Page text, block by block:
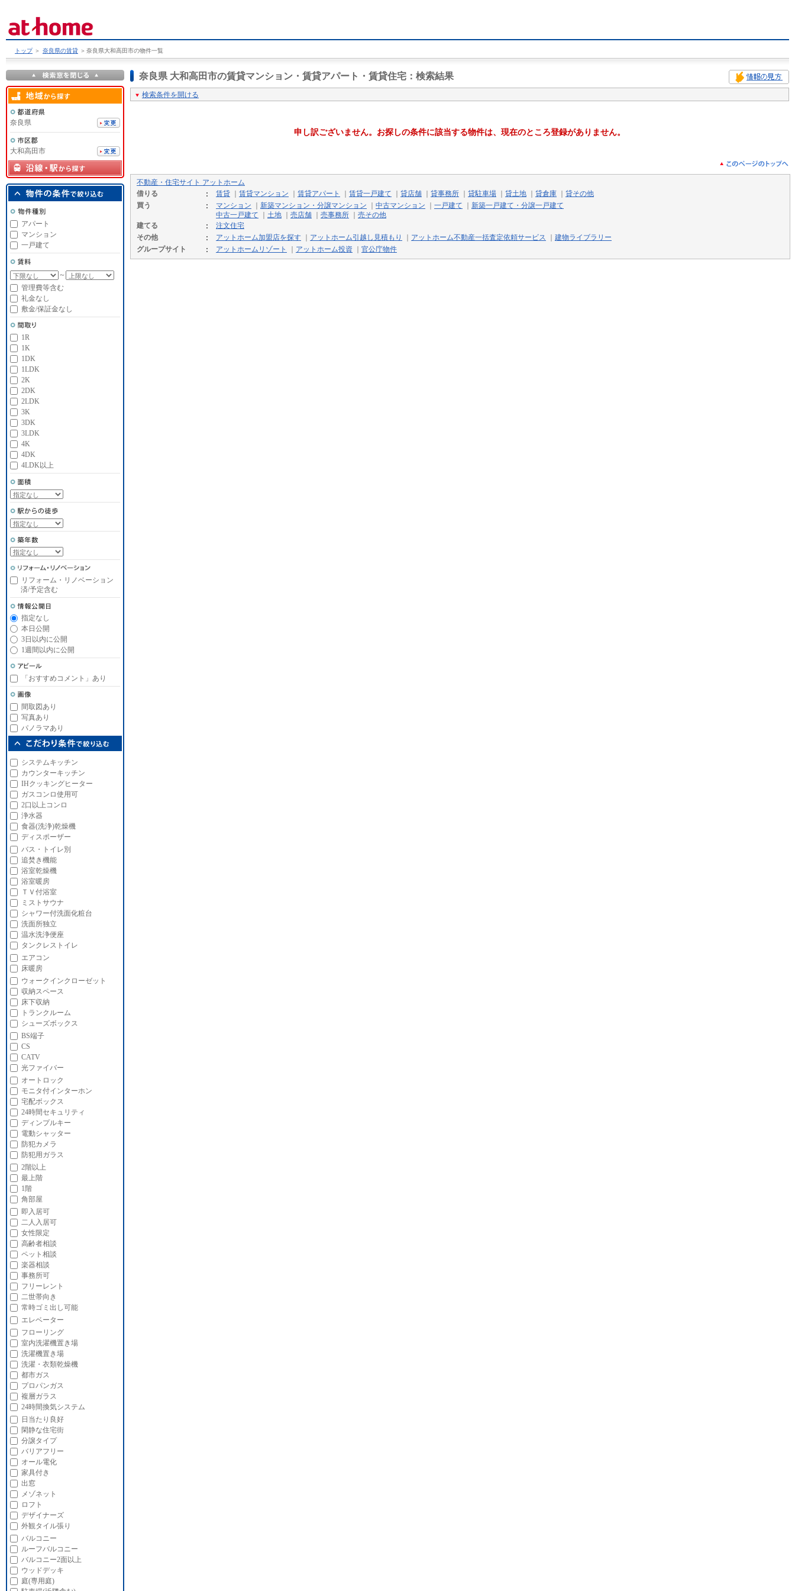
トップ ＞ 奈良県の賃貸 ＞ 奈良県大和高田市の物件一覧
奈良県 大和高田市の賃貸マンション・賃貸アパート・賃貸住宅 ：検索結果
検索条件を開ける
申し訳ございません。お探しの条件に該当する物件は、現在のところ登録がありません。
不動産・住宅サイト アットホーム
借りる
賃貸 賃貸マンション 賃貸アパート 賃貸一戸建て 貸店舗 貸事務所 貸駐車場 貸土地 貸倉庫
貸その他
買う
マンション 新築マンション・分譲マンション 中古マンション 一戸建て
新築一戸建て・分譲一戸建て
中古一戸建て
土地 売店舗 売事務所
売その他
建てる
注文住宅
その他
アットホーム加盟店を探す アットホーム引越し見積もり アットホーム不動産一括査定依頼サービス
建物ライブラリー
グループサイト
アットホームリゾート アットホーム投資 官公庁物件
奈良県
大和高田市
アパート
マンション
一戸建て
～
管理費等含む
礼金なし
敷金/保証金なし
1R
1K
1DK
1LDK
2K
2DK
2LDK
3K
3DK
3LDK
4K
4DK
4LDK以上
リフォーム・リノベーション
済/予定含む
指定なし
本日公開
3日以内に公開
1週間以内に公開
「おすすめコメント」あり
間取図あり
写真あり
パノラマあり
システムキッチン
カウンターキッチン
IHクッキングヒーター
ガスコンロ使用可
2口以上コンロ
浄水器
食器(洗浄)乾燥機
ディスポーザー
バス・トイレ別
追焚き機能
浴室乾燥機
浴室暖房
ＴＶ付浴室
ミストサウナ
シャワー付洗面化粧台
洗面所独立
温水洗浄便座
タンクレストイレ
エアコン
床暖房
ウォークインクローゼット
収納スペース
床下収納
トランクルーム
シューズボックス
BS端子
CS
CATV
光ファイバー
オートロック
モニタ付インターホン
宅配ボックス
24時間セキュリティ
ディンプルキー
電動シャッター
防犯カメラ
防犯用ガラス
2階以上
最上階
1階
角部屋
即入居可
二人入居可
女性限定
高齢者相談
ペット相談
楽器相談
事務所可
フリーレント
二世帯向き
常時ゴミ出し可能
エレベーター
フローリング
室内洗濯機置き場
洗濯機置き場
洗濯・衣類乾燥機
都市ガス
プロパンガス
複層ガラス
24時間換気システム
日当たり良好
閑静な住宅街
分譲タイプ
バリアフリー
オール電化
家具付き
出窓
メゾネット
ロフト
デザイナーズ
外観タイル張り
バルコニー
ルーフバルコニー
バルコニー2面以上
ウッドデッキ
庭(専用庭)